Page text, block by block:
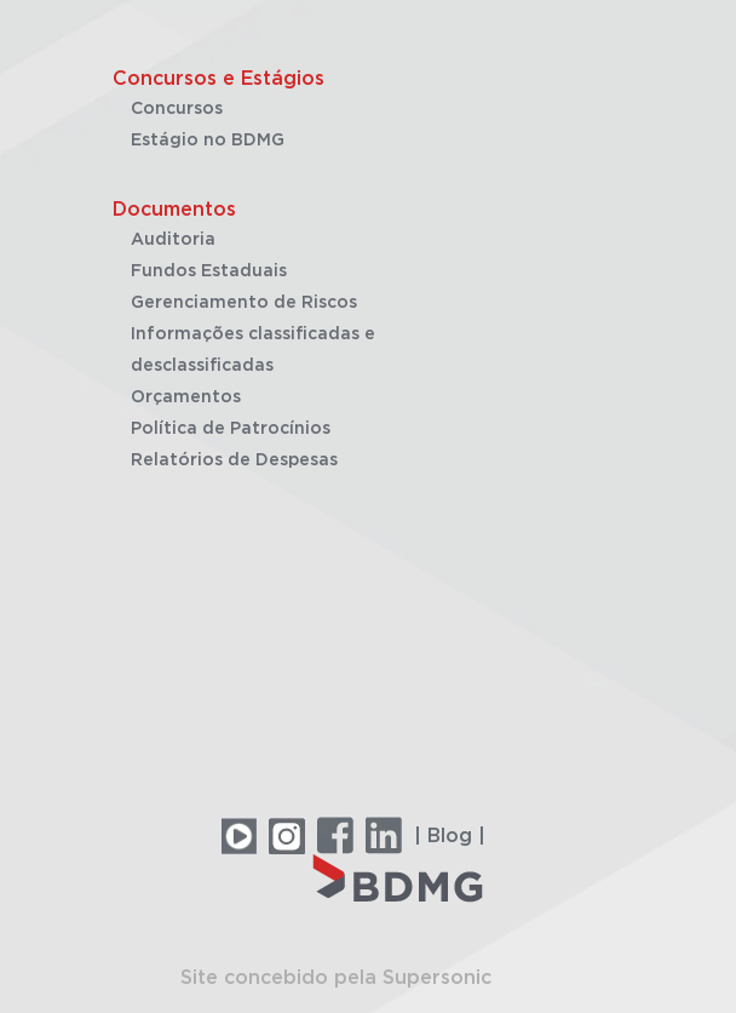
Concursos e Estágios
Concursos
Estágio no BDMG
Documentos
Auditoria
Fundos Estaduais
Gerenciamento de Riscos
Informações classificadas e
desclassificadas
Orçamentos
Política de Patrocínios
Relatórios de Despesas
| Blog |
Site concebido pela Supersonic